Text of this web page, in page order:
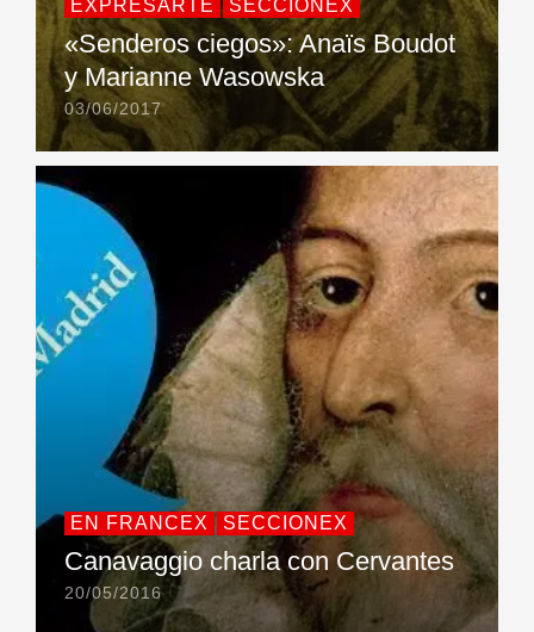
EXPRESARTE SECCIONEX
«Senderos ciegos»: Anaïs Boudot
y Marianne Wasowska
03/06/2017
EN FRANCEX SECCIONEX
Canavaggio charla con Cervantes
20/05/2016